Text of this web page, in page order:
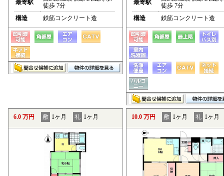
最寄駅
徒歩 7分
構造
鉄筋コンクリート造
最寄駅
徒歩 7分
構造
鉄筋コンクリート造
6.0 万円 敷 1ヶ月 礼 1ヶ月 10.0 万円 敷 1ヶ月 礼 1ヶ月